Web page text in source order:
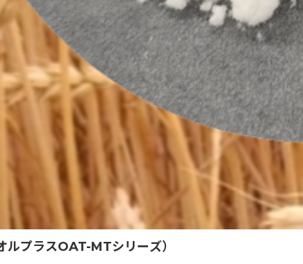
ルプラスOAT-MTシリーズ）